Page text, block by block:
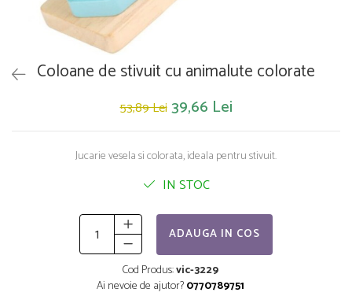
Papusi si accesorii
Trenulete si masinute
Unelte si bancuri de lucru
Coloane de stivuit cu animalute colorate
53,89 Lei 39,66 Lei
Jucarie vesela si colorata, ideala pentru stivuit.
IN STOC
ADAUGA IN COS
Cod Produs:vic-3229
Ai nevoie de ajutor?0770789751